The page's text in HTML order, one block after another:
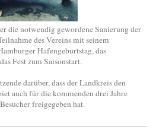
die notwendig gewordene Sanierung der
des Vereins mit seinem
Hafengeburtstag, das
Fest zum Saisonstart.
darüber, dass der Landkreis den
auch für die kommenden drei Jahre
freigegeben hat.